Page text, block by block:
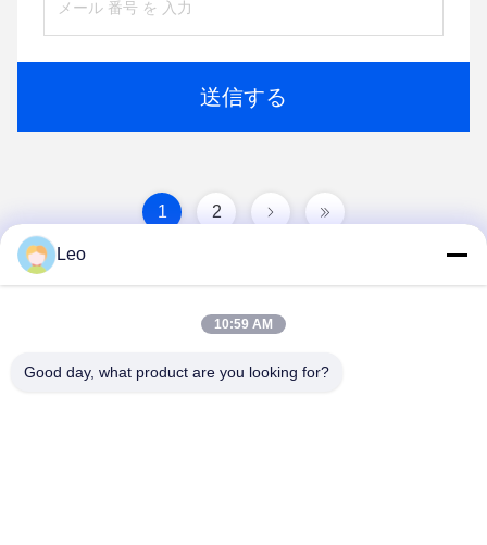
送信する
1 2
Leo
10:59 AM
Good day, what product are you looking for?